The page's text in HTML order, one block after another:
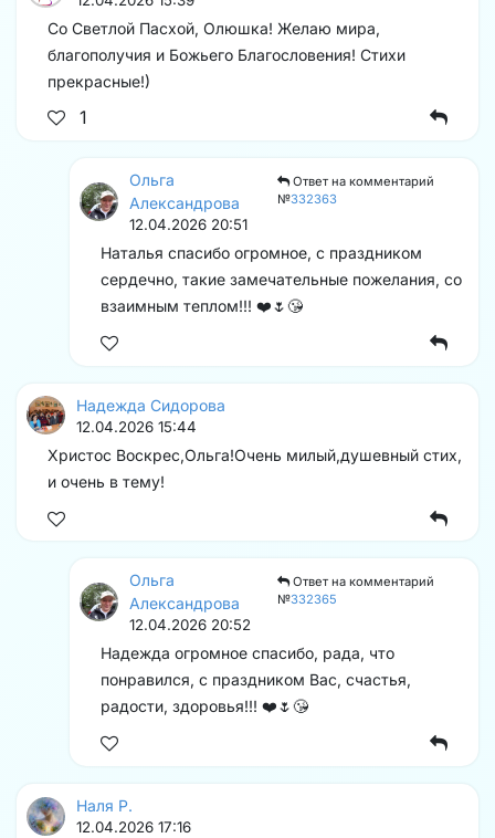
Со Светлой Пасхой, Олюшка! Желаю мира,
благополучия и Божьего Благословения! Стихи
прекрасные!)
1
Ольга
Александрова
Ответ на комментарий
№332363
12.04.2026 20:51
Наталья спасибо огромное, с праздником
сердечно, такие замечательные пожелания, со
взаимным теплом!!! ❤️🌷😘
Надежда Сидорова
12.04.2026 15:44
Христос Воскрес,Ольга!Очень милый,душевный стих,
и очень в тему!
Ольга
Александрова
Ответ на комментарий
№332365
12.04.2026 20:52
Надежда огромное спасибо, рада, что
понравился, с праздником Вас, счастья,
радости, здоровья!!! ❤️🌷😘
Наля Р.
12.04.2026 17:16